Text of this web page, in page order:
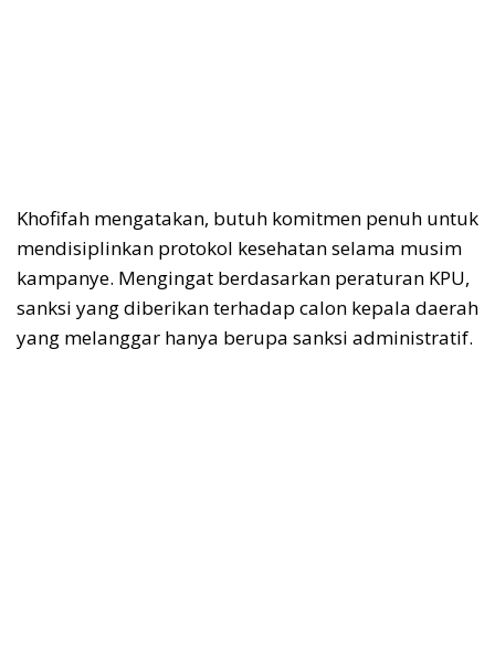
Khofifah mengatakan, butuh komitmen penuh untuk
mendisiplinkan protokol kesehatan selama musim
kampanye. Mengingat berdasarkan peraturan KPU,
sanksi yang diberikan terhadap calon kepala daerah
yang melanggar hanya berupa sanksi administratif.